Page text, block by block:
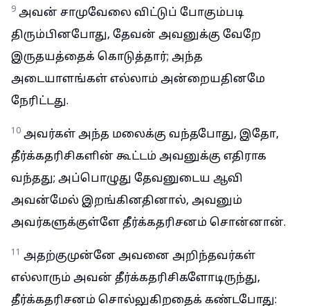
9 அவன் சாமுவேலை விட்டுப் போகும்படி
திரும்பினபோது, தேவன் அவனுக்கு வேறே
இருதயத்தைக் கொடுத்தார்; அந்த
அடையாளங்கள் எல்லாம் அன்றையதினமே
நேரிட்டது.
10 அவர்கள் அந்த மலைக்கு வந்தபோது, இதோ,
தீர்க்கதரிசிகளின் கூட்டம் அவனுக்கு எதிராக
வந்தது; அப்பொழுது தேவனுடைய ஆவி
அவன்மேல் இறங்கினதினால், அவனும்
அவர்களுக்குள்ளே தீர்க்கதரிசனம் சொன்னான்.
11 அதற்குமுன்னே அவனை அறிந்தவர்கள்
எல்லாரும் அவன் தீர்க்கதரிசிகளோடிருந்து,
தீர்க்கதரிசனம் சொல்லுகிறதைக் கண்டபோது: